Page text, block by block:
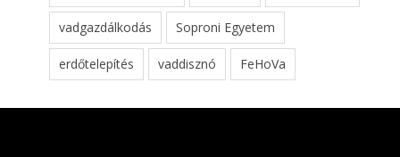
vadgazdálkodás Soproni Egyetem
erdőtelepítés vaddisznó FeHoVa